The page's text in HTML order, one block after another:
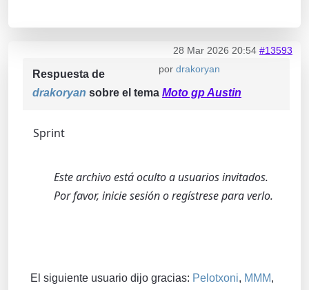
28 Mar 2026 20:54 #13593
por drakoryan
Respuesta de
drakoryan sobre el tema Moto gp Austin
Sprint
Este archivo está oculto a usuarios invitados.
Por favor, inicie sesión o regístrese para verlo.
El siguiente usuario dijo gracias: Pelotxoni, MMM,